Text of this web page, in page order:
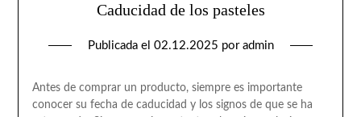
Caducidad de los pasteles
Publicada el 02.12.2025 por admin
Antes de comprar un producto, siempre es importante
conocer su fecha de caducidad y los signos de que se ha